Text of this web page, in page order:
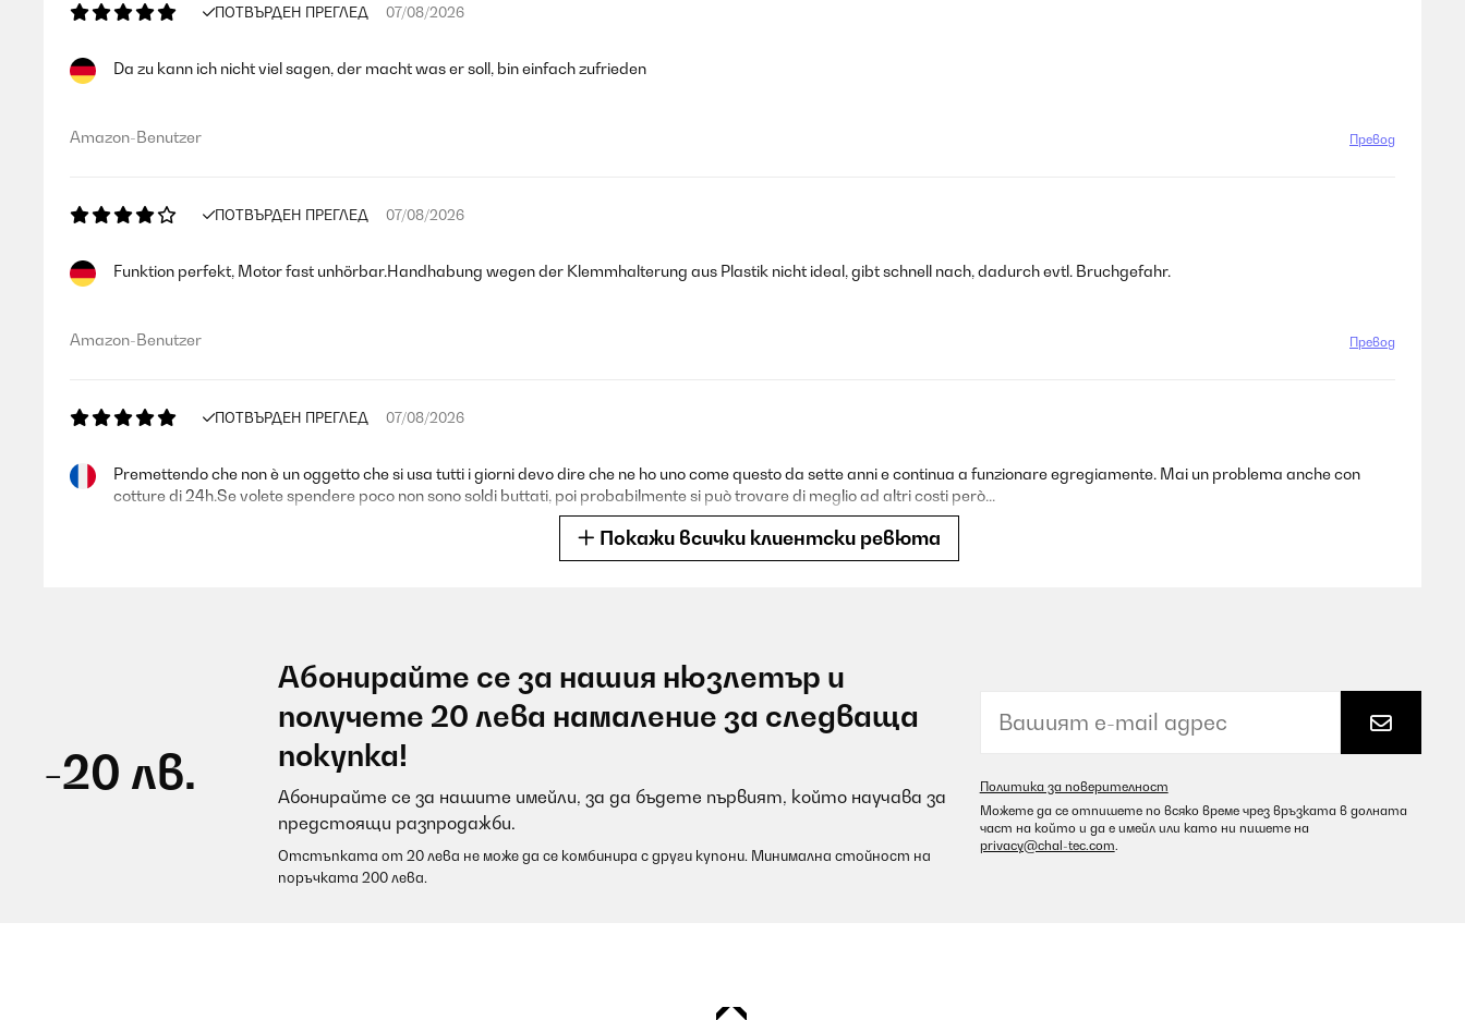
ПОТВЪРДЕН ПРЕГЛЕД 07/08/2026
Da zu kann ich nicht viel sagen, der macht was er soll, bin einfach zufrieden
Amazon-Benutzer Превод
ПОТВЪРДЕН ПРЕГЛЕД 07/08/2026
Funktion perfekt, Motor fast unhörbar.Handhabung wegen der Klemmhalterung aus Plastik nicht ideal, gibt schnell nach, dadurch evtl. Bruchgefahr.
Amazon-Benutzer Превод
ПОТВЪРДЕН ПРЕГЛЕД 07/08/2026
Premettendo che non è un oggetto che si usa tutti i giorni devo dire che ne ho uno come questo da sette anni e continua a funzionare egregiamente. Mai un problema anche con
cotture di 24h.Se volete spendere poco non sono soldi buttati, poi probabilmente si può trovare di meglio ad altri costi però...
Sehr gutes Gerät funktioniert einwandfrei
Amazon-Benutzer
ПОТВЪРДЕН ПРЕГЛЕД 07/08/2026
Super einfache Bedienung des Gerätes und tolle Ergebnisse!
Покажи всички клиентски ревюта
-20 лв.
Абонирайте се за нашия нюзлетър и
получете 20 лева намаление за следваща
покупка!
Абонирайте се за нашите имейли, за да бъдете първият, който научава за
предстоящи разпродажби.
Отстъпката от 20 лева не може да се комбинира с други купони. Минимална стойност на
поръчката 200 лева.
Политика за поверителност
Можете да се отпишете по всяко време чрез връзката в долната
част на който и да е имейл или като ни пишете на
privacy@chal-tec.com.